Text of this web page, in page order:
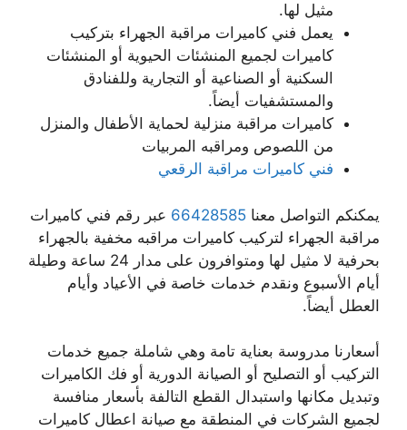
مثيل لها.
يعمل فني كاميرات مراقبة الجهراء بتركيب
كاميرات لجميع المنشئات الحيوية أو المنشئات
السكنية أو الصناعية أو التجارية وللفنادق
والمستشفيات أيضاً.
كاميرات مراقبة منزلية لحماية الأطفال والمنزل
من اللصوص ومراقبه المربيات
فني كاميرات مراقبة الرقعي
يمكنكم التواصل معنا 66428585 عبر رقم فني كاميرات
مراقبة الجهراء لتركيب كاميرات مراقبه مخفية بالجهراء
بحرفية لا مثيل لها ومتوافرون على مدار 24 ساعة وطيلة
أيام الأسبوع ونقدم خدمات خاصة في الأعياد وأيام
العطل أيضاً.
أسعارنا مدروسة بعناية تامة وهي شاملة جميع خدمات
التركيب أو التصليح أو الصيانة الدورية أو فك الكاميرات
وتبديل مكانها واستبدال القطع التالفة بأسعار منافسة
لجميع الشركات في المنطقة مع صيانة اعطال كاميرات